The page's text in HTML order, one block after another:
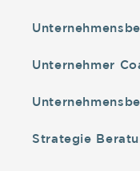
Unternehmer
Strategie